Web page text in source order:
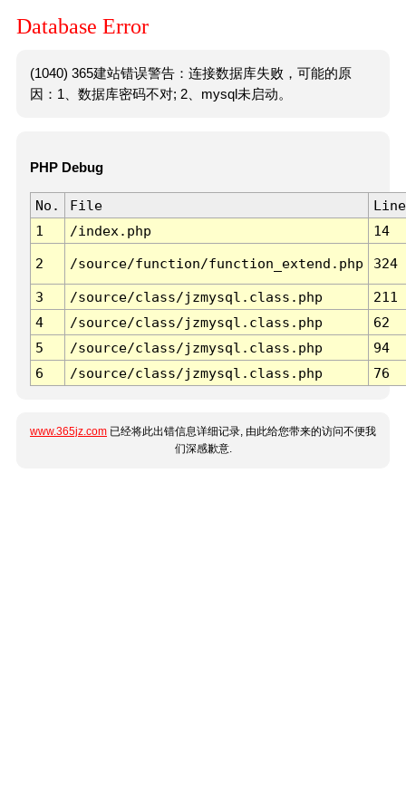
Database Error
(1040) 365建站错误警告：连接数据库失败，可能的原
因：1、数据库密码不对; 2、mysql未启动。
PHP Debug
No. File
Line
1
/index.php 14
2 /source/function/function_extend.php 324
3 /source/class/jzmysql.class.php
211
4
/source/class/jzmysql.class.php
62
5
/source/class/jzmysql.class.php
94
6
/source/class/jzmysql.class.php 76
www.365jz.com 已经将此出错信息详细记录, 由此给您带来的访问不便我
们深感歉意.